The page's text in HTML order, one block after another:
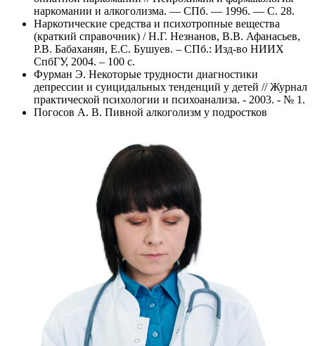
наркомании и алкоголизма. — СПб. — 1996. — С. 28.
Наркотические средства и психотропные вещества
(краткий справочник) / Н.Г. Незнанов, В.В. Афанасьев,
Р.В. Бабаханян, Е.С. Бушуев. – СПб.: Изд-во НИИХ
СпбГУ, 2004. – 100 с.
Фурман Э. Некоторые трудности диагностики
депрессии и суицидальных тенденций у детей // Журнал
практической психологии и психоанализа. - 2003. - № 1.
Погосов А. В. Пивной алкоголизм у подростков